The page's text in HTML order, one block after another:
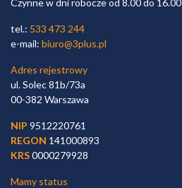
Czynne w dni robocze od 8.00 do 16.00
tel.: 533 473 244
e-mail: biuro@3plus.pl
Adres rejestrowy
ul. Solec 81b/73a
00-382 Warszawa
NIP 9512220761
REGON 141000893
KRS0000279928
Mamy status